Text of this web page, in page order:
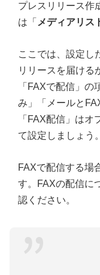
プレスリリース作
は「 メディアリス
ここでは、設定し
リリースを届ける
「FAXで配信」
み」「メールと
「FAX配信」は
て設定しましょう。
FAXで配信する場
す。FAXの配信に
認ください。